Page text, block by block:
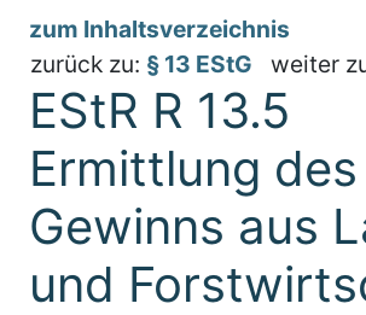
zum Inhaltsverzeichnis
zurück zu: § 13 EStG weiter
EStR R 13.5
Ermittlung des
Gewinns aus
und